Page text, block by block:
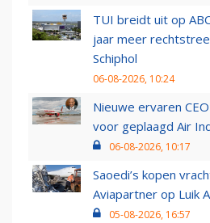
TUI breidt uit op
jaar meer
Schiphol
06-08-2026, 10:24
Nieuwe ervaren
voor geplaagd Air
06-08-2026, 10:17
Saoedi’s kopen
Aviapartner op Luik
05-08-2026, 16:57